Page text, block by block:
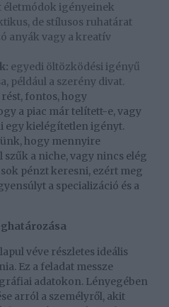
igényeinek
de stílusos ruhatárat
anyák vagy a kreatív
egyedi öltözködési igényű
például a szerény divat.
fontos, hogy
a piac már telített-e, vagy
egy kielégítetlen igényt.
hogy mennyire
szűk a niche, vagy nincs elég
pénzt keresni, ezért meg
a specializáció és a
véve részletes ideális
Ez a feladat messze
adatokon. Lényegében
arról a személyről, akit